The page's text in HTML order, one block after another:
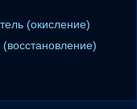
(окисление)
(восстановление)